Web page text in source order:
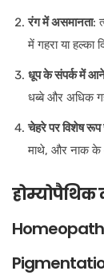
रंग में असमानता:
में गहरा या हल्का
धूप के संपर्क में आने
धब्बे और अधिक
चेहरे पर विशेष रूप
माथे, और नाक के
होम्योपैथिक